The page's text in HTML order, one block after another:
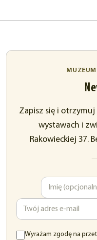
Zapisz się i
wystawach i
Rakowieckiej 37.
Wyrażam zgodę na